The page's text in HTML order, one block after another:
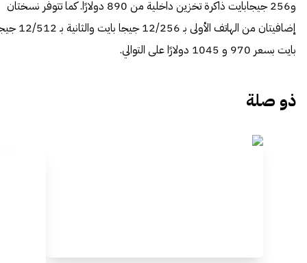
و256 جيجابايت ذاكرة تخزين داخلية من 890 دولارًا. كما تتوفر نسختان
إضافيتان من الهاتف الأولى بـ 12/256 جيجا
بايت بسعر 970 و 1045 دولارًا على التوالي.
ذو صلة